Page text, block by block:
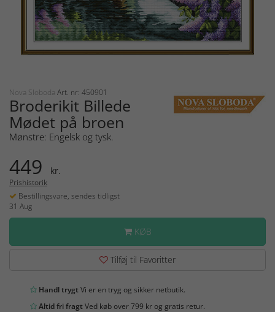
Nova Sloboda Art. nr: 450901
Broderikit Billede
Mødet på broen
Mønstre: Engelsk og tysk.
449 kr.
Prishistorik
Bestillingsvare, sendes tidligst
31 Aug
KØB
Tilføj til Favoritter
Handl trygtVi er en tryg og sikker netbutik.
Altid fri fragtVed køb over 799 kr og gratis retur.